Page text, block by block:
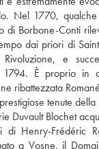
Nel 1770,
di Borbone-Conti
dai priori di
e
1794. È proprio in
ribattezzata
tenute
Duvault Blochet
Henry-Frédéric
a Vosne, il